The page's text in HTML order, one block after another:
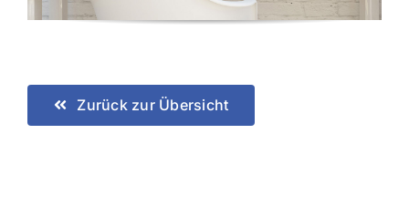
Zurück zur Übersicht